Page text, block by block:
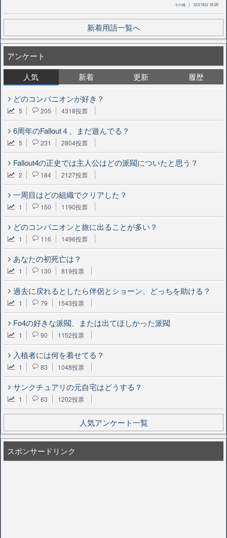
その他 12月16日 16:20
新着用語一覧へ
アンケート
人気
新着 更新 履歴
どのコンパニオンが好き？
5 205 4318投票
6周年のFallout４、まだ遊んでる？
5 231 2804投票
Fallout4の正史では主人公はどの派閥についたと思う？
2 184 2127投票
一周目はどの組織でクリアした？
1 150 1190投票
どのコンパニオンと旅に出ることが多い？
1 116 1496投票
あなたの初死亡は？
1 130 819投票
過去に戻れるとしたら伴侶とショーン、どっちを助ける？
1 79 1543投票
Fo4の好きな派閥、または出てほしかった派閥
1 90 1152投票
入植者には何を着せてる？
1 83 1048投票
サンクチュアリの元自宅はどうする？
1 63 1202投票
人気アンケート一覧
スポンサードリンク